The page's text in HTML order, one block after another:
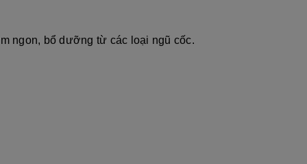
ngon, bổ dưỡng từ các loại ngũ cốc.